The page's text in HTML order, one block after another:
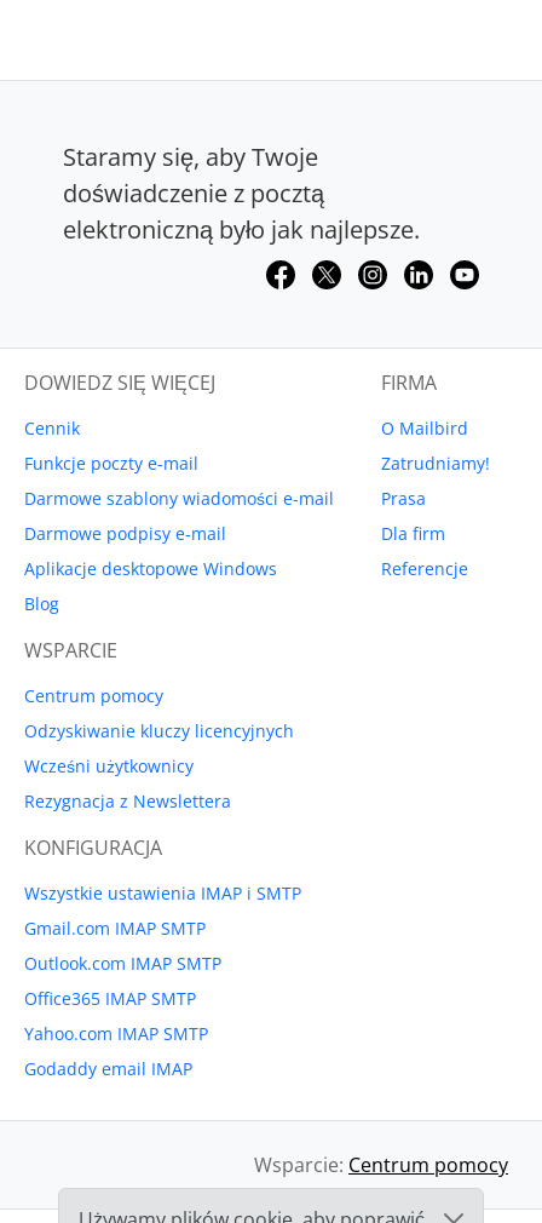
Staramy się, aby Twoje
doświadczenie z pocztą
elektroniczną było jak najlepsze.
DOWIEDZ SIĘ WIĘCEJ
Cennik
Funkcje poczty e-mail
Darmowe szablony wiadomości e-mail
Darmowe podpisy e-mail
Aplikacje desktopowe Windows
Blog
FIRMA
O Mailbird
Zatrudniamy!
Prasa
Dla firm
Referencje
WSPARCIE
Centrum pomocy
Odzyskiwanie kluczy licencyjnych
Wcześni użytkownicy
Rezygnacja z Newslettera
KONFIGURACJA
Wszystkie ustawienia IMAP i SMTP
Gmail.com IMAP SMTP
Outlook.com IMAP SMTP
Office365 IMAP SMTP
Yahoo.com IMAP SMTP
Godaddy email IMAP
Wsparcie: Centrum pomocy